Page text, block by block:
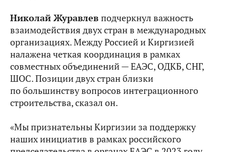
Николай Журавлев подчеркнул важность
взаимодействия двух стран в международных
организациях. Между Россией и Киргизией
налажена четкая координация в рамках
совместных объединений — ЕАЭС, ОДКБ, СНГ,
ШОС. Позиции двух стран близки
по большинству вопросов интеграционного
строительства, сказал он.
«Мы признательны Киргизии за поддержку
наших инициатив в рамках российского